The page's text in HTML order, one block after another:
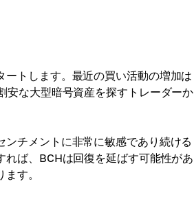
トします。最近の買い活動の増加は
安な大型暗号資産を探すトレーダーか
チメントに非常に敏感であり続ける
ば、BCHは回復を延ばす可能性があ
す。